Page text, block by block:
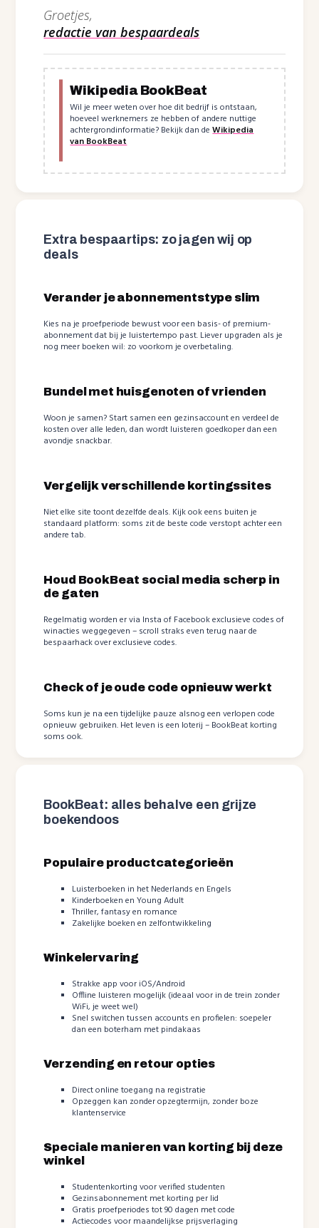
Groetjes,
redactie van bespaardeals
Wikipedia BookBeat
Wil je meer weten over hoe dit bedrijf is ontstaan,
hoeveel werknemers ze hebben of andere nuttige
achtergrondinformatie? Bekijk dan deWikipedia
van BookBeat
Extra bespaartips: zo jagen wij op
deals
Verander je abonnementstype slim
Kies na je proefperiode bewust voor een basis- of premium-
abonnement dat bij je luistertempo past. Liever upgraden als je
nog meer boeken wil: zo voorkom je overbetaling.
Bundel met huisgenoten of vrienden
Woon je samen? Start samen een gezinsaccount en verdeel de
kosten over alle leden, dan wordt luisteren goedkoper dan een
avondje snackbar.
Vergelijk verschillende kortingssites
Niet elke site toont dezelfde deals. Kijk ook eens buiten je
standaard platform: soms zit de beste code verstopt achter een
andere tab.
Houd BookBeat social media scherp in
de gaten
Regelmatig worden er via Insta of Facebook exclusieve codes of
winacties weggegeven – scroll straks even terug naar de
bespaarhack over exclusieve codes.
Check of je oude code opnieuw werkt
Soms kun je na een tijdelijke pauze alsnog een verlopen code
opnieuw gebruiken. Het leven is een loterij – BookBeat korting
soms ook.
BookBeat: alles behalve een grijze
boekendoos
Populaire productcategorieën
Luisterboeken in het Nederlands en Engels
Kinderboeken en Young Adult
Thriller, fantasy en romance
Zakelijke boeken en zelfontwikkeling
Winkelervaring
Strakke app voor iOS/Android
Offline luisteren mogelijk (ideaal voor in de trein zonder
WiFi, je weet wel)
Snel switchen tussen accounts en profielen: soepeler
dan een boterham met pindakaas
Verzending en retour opties
Direct online toegang na registratie
Opzeggen kan zonder opzegtermijn, zonder boze
klantenservice
Speciale manieren van korting bij deze
winkel
Studentenkorting voor verified studenten
Gezinsabonnement met korting per lid
Gratis proefperiodes tot 90 dagen met code
Actiecodes voor maandelijkse prijsverlaging